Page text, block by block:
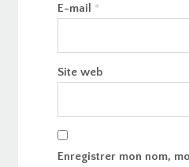
E-mail *
Site web
Enregistrer mon nom,